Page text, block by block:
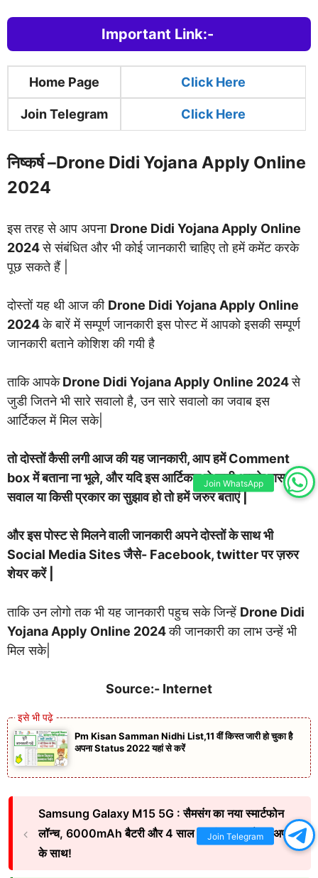
Important Link:-
Home Page Click Here
Join Telegram Click Here
निष्कर्ष –Drone Didi Yojana Apply Online
2024
इस तरह से आप अपना Drone Didi Yojana Apply Online
2024से संबंधित और भी कोई जानकारी चाहिए तो हमें कमेंट करके
पूछ सकते हैं |
दोस्तों यह थी आज की Drone Didi Yojana Apply Online
2024के बारें में सम्पूर्ण जानकारी इस पोस्ट में आपको इसकी सम्पूर्ण
जानकारी बताने कोशिश की गयी है
ताकि आपकेDrone Didi Yojana Apply Online 2024से
जुडी जितने भी सारे सवालो है, उन सारे सवालो का जवाब इस
आर्टिकल में मिल सके|
तो दोस्तों कैसी लगी आज की यह जानकारी, आप हमें Comment
box में बताना ना भूले, और यदि इस आर्टिकल से जुडी आपके पास कोई
सवाल या किसी प्रकार का सुझाव हो तो हमें जरुर बताएं |
और इस पोस्ट से मिलने वाली जानकारी अपने दोस्तों के साथ भी
Social Media Sites जैसे- Facebook, twitter पर ज़रुर
शेयर करें |
ताकि उन लोगो तक भी यह जानकारी पहुच सके जिन्हें Drone Didi
Yojana Apply Online 2024की जानकारी का लाभ उन्हें भी
मिल सके|
Source:- Internet
Pm Kisan Samman Nidhi List,11 वीं किस्त जारी हो चुका है
अपना Status 2022 यहां से करें
Samsung Galaxy M15 5G : सैमसंग का नया स्मार्टफोन
लॉन्च, 6000mAh बैटरी और 4 साल का एंड्रॉयड ओएस अपडेट
के साथ!
Join WhatsApp
Join Telegram